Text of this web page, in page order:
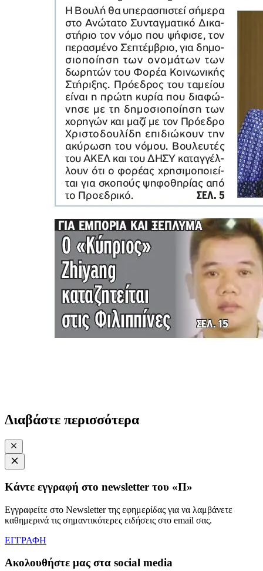
Διαβάστε περισσότερα
Κάντε εγγραφή στο newsletter του «Π»
Εγγραφείτε στο Newsletter της εφημερίδας για να λαμβάνετε
καθημερινά τις σημαντικότερες ειδήσεις στο email σας.
ΕΓΓΡΑΦΗ
Ακολουθήστε μας στα social media